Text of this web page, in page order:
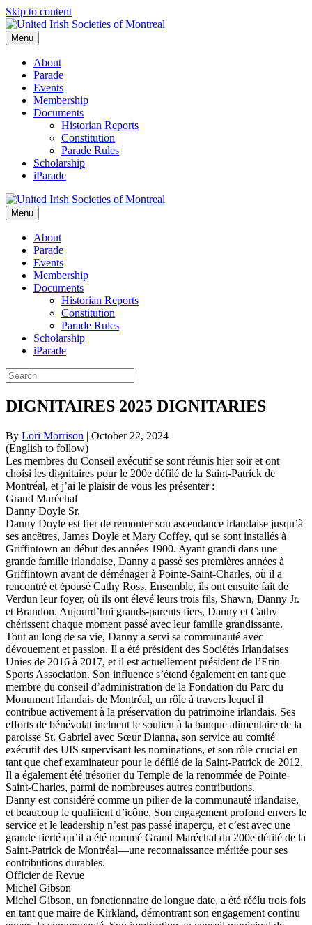
Skip to content
Menu
About
Parade
Events
Membership
Documents
Historian Reports
Constitution
Parade Rules
Scholarship
iParade
Menu
About
Parade
Events
Membership
Documents
Historian Reports
Constitution
Parade Rules
Scholarship
iParade
DIGNITAIRES 2025 DIGNITARIES
By Lori Morrison | October 22, 2024
(English to follow)
Les membres du Conseil exécutif se sont réunis hier soir et ont
choisi les dignitaires pour le 200e défilé de la Saint-Patrick de
Montréal, et j’ai le plaisir de vous les présenter :
Grand Maréchal
Danny Doyle Sr.
Danny Doyle est fier de remonter son ascendance irlandaise jusqu’à
ses ancêtres, James Doyle et Mary Coffey, qui se sont installés à
Griffintown au début des années 1900. Ayant grandi dans une
grande famille irlandaise, Danny a passé ses premières années à
Griffintown avant de déménager à Pointe-Saint-Charles, où il a
rencontré et épousé Cathy Ross. Ensemble, ils ont ensuite fait de
Verdun leur foyer, où ils ont élevé leurs trois fils, Shawn, Danny Jr.
et Brandon. Aujourd’hui grands-parents fiers, Danny et Cathy
chérissent chaque moment passé avec leur famille grandissante.
Tout au long de sa vie, Danny a servi sa communauté avec
dévouement et passion. Il a été président des Sociétés Irlandaises
Unies de 2016 à 2017, et il est actuellement président de l’Erin
Sports Association. Son influence s’étend également en tant que
membre du conseil d’administration de la Fondation du Parc du
Monument Irlandais de Montréal, un rôle à travers lequel il
contribue activement à la préservation du patrimoine irlandais. Ses
efforts de bénévolat incluent le soutien à la banque alimentaire de la
paroisse St. Gabriel avec Sœur Dianna, son service au comité
exécutif des UIS supervisant les nominations, et son rôle crucial en
tant que chef examinateur pour le défilé de la Saint-Patrick de 2012.
Il a également été trésorier du Temple de la renommée de Pointe-
Saint-Charles, parmi de nombreuses autres contributions.
Danny est considéré comme un pilier de la communauté irlandaise,
et beaucoup le qualifient d’icône. Son engagement profond envers le
service et le leadership n’est pas passé inaperçu, et c’est avec une
grande fierté qu’il a été nommé Grand Maréchal du 200e défilé de la
Saint-Patrick de Montréal—une reconnaissance méritée pour ses
contributions durables.
Officier de Revue
Michel Gibson
Michel Gibson, un fonctionnaire de longue date, a été réélu trois fois
en tant que maire de Kirkland, démontrant son engagement continu